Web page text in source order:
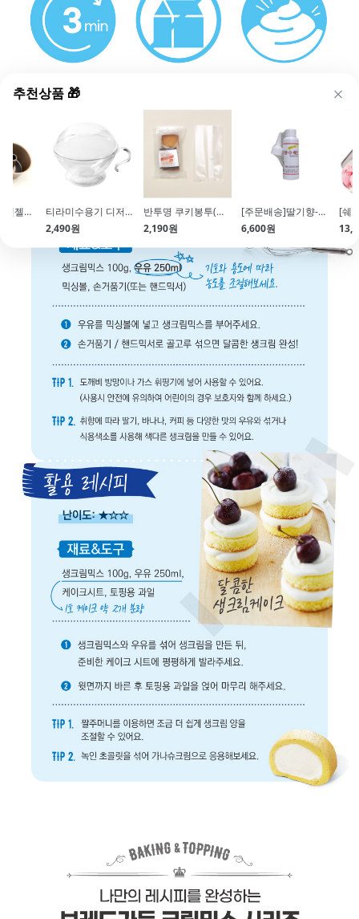
추천상품 🎁
[쉐프메이드] 엔젤팬(미니쉬폰틀)
티라미수용기 디저트컵-커피잔(뚜껑포함) x3개
2,490원
반투명 쿠키봉투(실링\/6.5*13\/100매입\/오란다,휘낭시에 추천)
2,190원
[주문배송]딸기향-O-레진(90g\/지용성딸기레진오일)
6,600원